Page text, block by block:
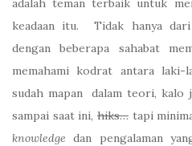
adalah teman terbaik untuk
keadaan itu. Tidak hanya dari
dengan beberapa sahabat
memahami kodrat antara laki-
sudah mapan dalam teori, kalo
sampai saat ini, hiks… tapi
knowledge dan pengalaman